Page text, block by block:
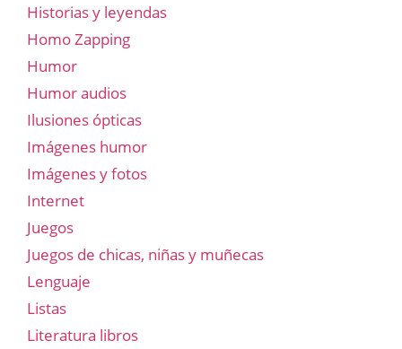
Historias y leyendas
Homo Zapping
Humor
Humor audios
Ilusiones ópticas
Imágenes humor
Imágenes y fotos
Internet
Juegos
Juegos de chicas, niñas y muñecas
Lenguaje
Listas
Literatura libros